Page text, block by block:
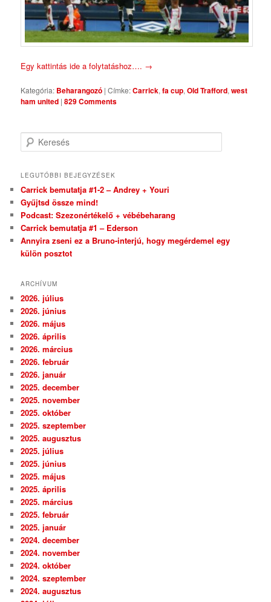
Egy kattintás ide a folytatáshoz…. →
Kategória: Beharangozó |Címke:Carrick,fa cup,Old Trafford,west
ham united |829 Comments
Keresés
LEGUTÓBBI BEJEGYZÉSEK
Carrick bemutatja #1-2 – Andrey + Youri
Gyűjtsd össze mind!
Podcast: Szezonértékelő + vébébeharang
Carrick bemutatja #1 – Ederson
Annyira zseni ez a Bruno-interjú, hogy megérdemel egy
külön posztot
ARCHÍVUM
2026. július
2026. június
2026. május
2026. április
2026. március
2026. február
2026. január
2025. december
2025. november
2025. október
2025. szeptember
2025. augusztus
2025. július
2025. június
2025. május
2025. április
2025. március
2025. február
2025. január
2024. december
2024. november
2024. október
2024. szeptember
2024. augusztus